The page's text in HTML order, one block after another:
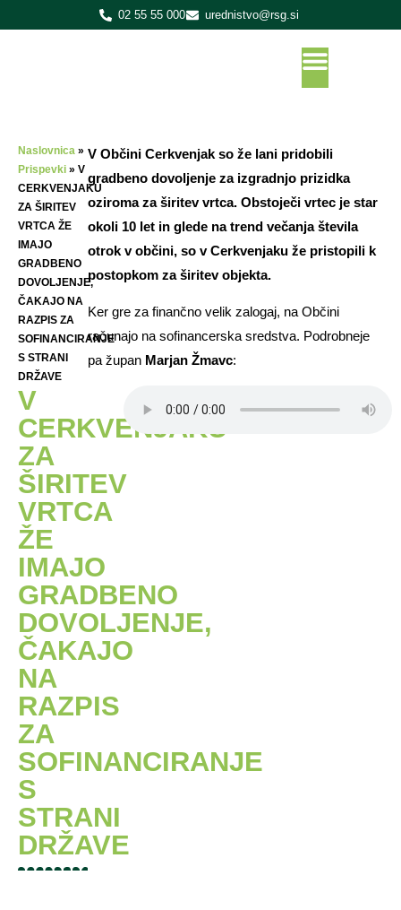
02 55 55 000 urednistvo@rsg.si
Naslovnica »
Prispevki » V
CERKVENJAKU
ZA ŠIRITEV
VRTCA ŽE
IMAJO
GRADBENO
DOVOLJENJE,
ČAKAJO NA
RAZPIS ZA
SOFINANCIRANJE
S STRANI
DRŽAVE
V
CERKVENJAKU
ZA
ŠIRITEV
VRTCA
ŽE
IMAJO
GRADBENO
DOVOLJENJE,
ČAKAJO
NA
RAZPIS
ZA
SOFINANCIRANJE
S
STRANI
DRŽAVE
V Občini Cerkvenjak so že lani pridobili
gradbeno dovoljenje za izgradnjo prizidka
oziroma za širitev vrtca. Obstoječi vrtec je star
okoli 10 let in glede na trend večanja števila
otrok v občini, so v Cerkvenjaku že pristopili k
postopkom za širitev objekta.
Ker gre za finančno velik zalogaj, na Občini
računajo na sofinancerska sredstva. Podrobneje
pa župan Marjan Žmavc: